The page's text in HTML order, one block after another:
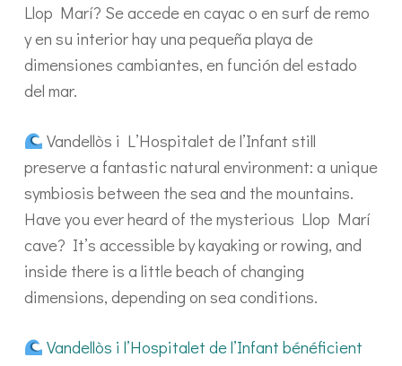
Llop Marí? Se accede en cayac o en surf de remo
y en su interior hay una pequeña playa de
dimensiones cambiantes, en función del estado
del mar.
Vandellòs i L’Hospitalet de l’Infant still
preserve a fantastic natural environment: a unique
symbiosis between the sea and the mountains.
Have you ever heard of the mysterious Llop Marí
cave? It’s accessible by kayaking or rowing, and
inside there is a little beach of changing
dimensions, depending on sea conditions.
Vandellòs i l’Hospitalet de l’Infant bénéficient